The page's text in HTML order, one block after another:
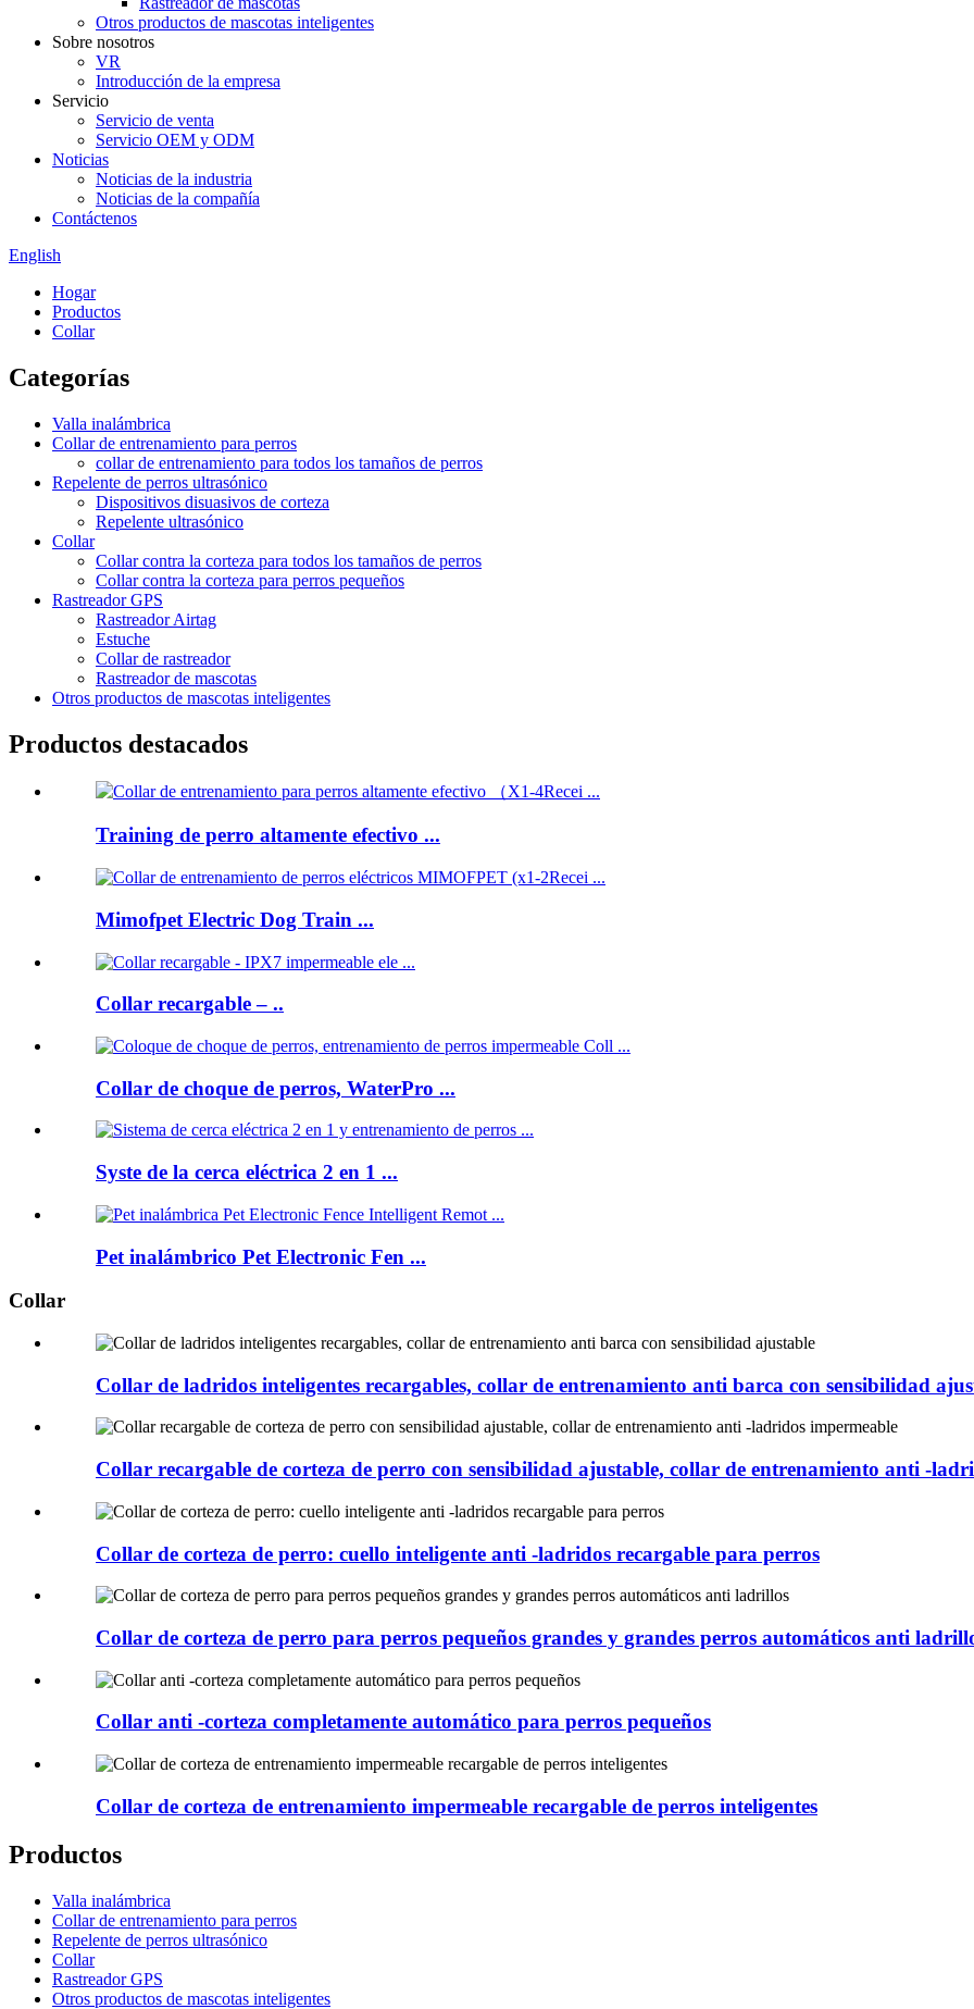
Otros productos de mascotas inteligentes
Sobre nosotros
VR
Introducción de la empresa
Servicio
Servicio de venta
Servicio OEM y ODM
Noticias
Noticias de la industria
Noticias de la compañía
Contáctenos
English
Hogar
Productos
Collar
Categorías
Valla inalámbrica
Collar de entrenamiento para perros
collar de entrenamiento para todos los tamaños de perros
Repelente de perros ultrasónico
Dispositivos disuasivos de corteza
Repelente ultrasónico
Collar
Collar contra la corteza para todos los tamaños de perros
Collar contra la corteza para perros pequeños
Rastreador GPS
Rastreador Airtag
Estuche
Collar de rastreador
Rastreador de mascotas
Otros productos de mascotas inteligentes
Productos destacados
Training de perro altamente efectivo ...
Mimofpet Electric Dog Train ...
Collar recargable – ..
Collar de choque de perros, WaterPro ...
Syste de la cerca eléctrica 2 en 1 ...
Pet inalámbrico Pet Electronic Fen ...
Collar
Collar de ladridos inteligentes recargables, collar de entrenamiento anti barca con sensibilidad
Collar recargable de corteza de perro con sensibilidad ajustable, collar de entrenamiento anti -
Collar de corteza de perro: cuello inteligente anti -ladridos recargable para perros
Collar de corteza de perro para perros pequeños grandes y grandes perros automáticos anti
Collar anti -corteza completamente automático para perros pequeños
Collar de corteza de entrenamiento impermeable recargable de perros inteligentes
Productos
Valla inalámbrica
Collar de entrenamiento para perros
Repelente de perros ultrasónico
Collar
Rastreador GPS
Otros productos de mascotas inteligentes